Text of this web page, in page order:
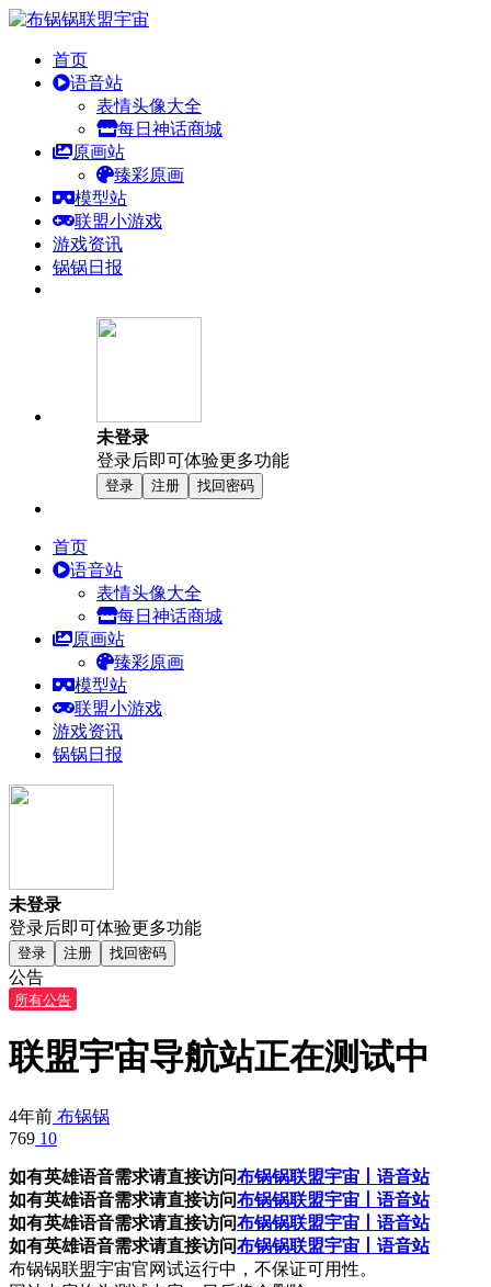
首页
语音站
表情头像大全
每日神话商城
原画站
臻彩原画
模型站
联盟小游戏
游戏资讯
锅锅日报
未登录
登录后即可体验更多功能
登录 注册 找回密码
首页
语音站
表情头像大全
每日神话商城
原画站
臻彩原画
模型站
联盟小游戏
游戏资讯
锅锅日报
未登录
登录后即可体验更多功能
登录 注册 找回密码
公告
所有公告
联盟宇宙导航站正在测试中
4年前 布锅锅
769 10
如有英雄语音需求请直接访问布锅锅联盟宇宙丨语音站
如有英雄语音需求请直接访问布锅锅联盟宇宙丨语音站
如有英雄语音需求请直接访问布锅锅联盟宇宙丨语音站
如有英雄语音需求请直接访问布锅锅联盟宇宙丨语音站
布锅锅联盟宇宙官网试运行中，不保证可用性。